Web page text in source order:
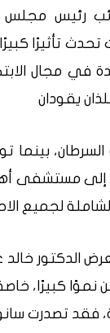
رئيس مجلس
بينما
إلى مستشفى
لجميع
الدكتور
من نموًا كبيرًا،